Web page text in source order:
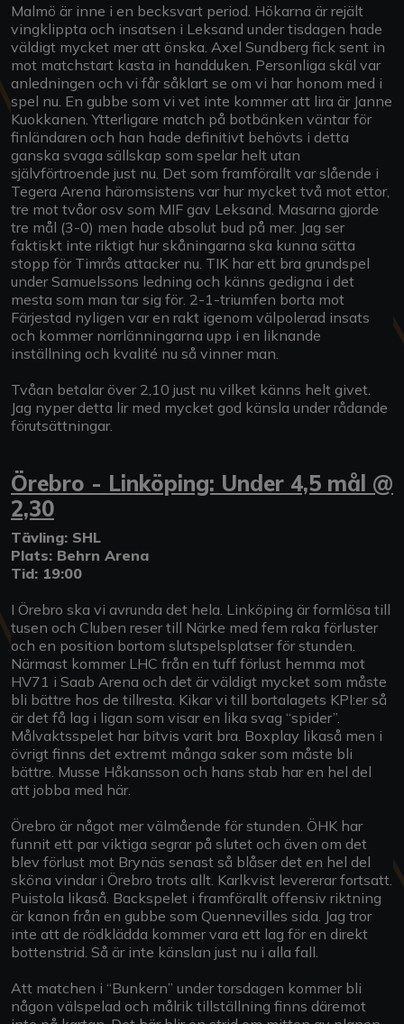
Malmö är inne i en becksvart period. Hökarna är rejält
vingklippta och insatsen i Leksand under tisdagen hade
väldigt mycket mer att önska. Axel Sundberg fick sent in
mot matchstart kasta in handduken. Personliga skäl var
anledningen och vi får såklart se om vi har honom med i
spel nu. En gubbe som vi vet inte kommer att lira är Janne
Kuokkanen. Ytterligare match på botbänken väntar för
finländaren och han hade definitivt behövts i detta
ganska svaga sällskap som spelar helt utan
självförtroende just nu. Det som framförallt var slående i
Tegera Arena häromsistens var hur mycket två mot ettor,
tre mot tvåor osv som MIF gav Leksand. Masarna gjorde
tre mål (3-0) men hade absolut bud på mer. Jag ser
faktiskt inte riktigt hur skåningarna ska kunna sätta
stopp för Timrås attacker nu. TIK har ett bra grundspel
under Samuelssons ledning och känns gedigna i det
mesta som man tar sig för. 2-1-triumfen borta mot
Färjestad nyligen var en rakt igenom välpolerad insats
och kommer norrlänningarna upp i en liknande
inställning och kvalité nu så vinner man.
Tvåan betalar över 2,10 just nu vilket känns helt givet.
Jag nyper detta lir med mycket god känsla under rådande
förutsättningar.
Örebro - Linköping: Under 4,5 mål @
2,30
Tävling: SHL
Plats: Behrn Arena
Tid: 19:00
I Örebro ska vi avrunda det hela. Linköping är formlösa till
tusen och Cluben reser till Närke med fem raka förluster
och en position bortom slutspelsplatser för stunden.
Närmast kommer LHC från en tuff förlust hemma mot
HV71 i Saab Arena och det är väldigt mycket som måste
bli bättre hos de tillresta. Kikar vi till bortalagets KPI:er så
är det få lag i ligan som visar en lika svag “spider”.
Målvaktsspelet har bitvis varit bra. Boxplay likaså men i
övrigt finns det extremt många saker som måste bli
bättre. Musse Håkansson och hans stab har en hel del
att jobba med här.
Örebro är något mer välmående för stunden. ÖHK har
funnit ett par viktiga segrar på slutet och även om det
blev förlust mot Brynäs senast så blåser det en hel del
sköna vindar i Örebro trots allt. Karlkvist levererar fortsatt.
Puistola likaså. Backspelet i framförallt offensiv riktning
är kanon från en gubbe som Quennevilles sida. Jag tror
inte att de rödklädda kommer vara ett lag för en direkt
bottenstrid. Så är inte känslan just nu i alla fall.
Att matchen i “Bunkern” under torsdagen kommer bli
någon välspelad och målrik tillställning finns däremot